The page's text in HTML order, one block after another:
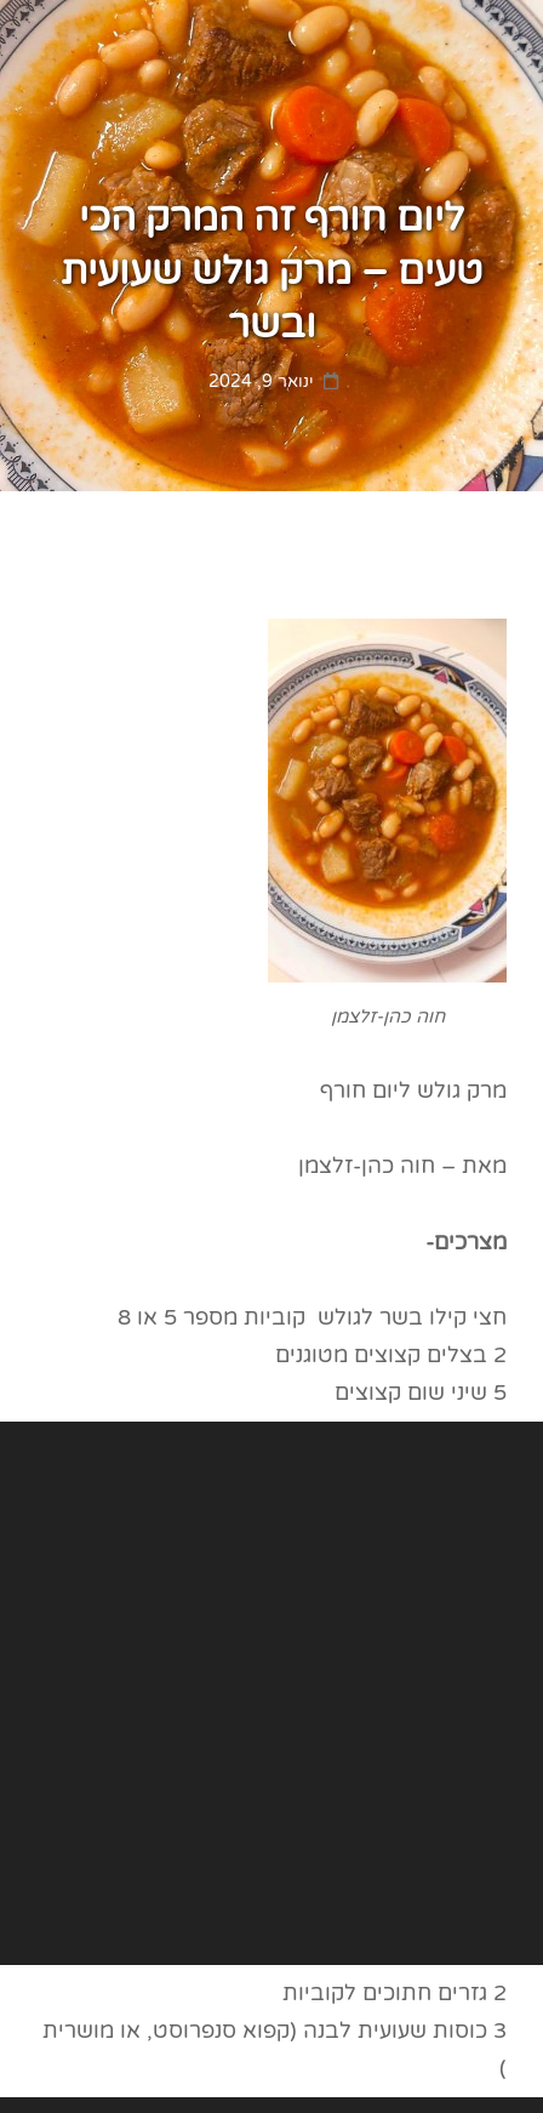
ליום חורף זה המרק הכי
טעים – מרק גולש שעועית
ובשר
Posted
on
ינואר 9, 2024
חוה כהן-זלצמן
מרק גולש ליום חורף
מאת – חוה כהן-זלצמן
מצרכים-
חצי קילו בשר לגולש קוביות מספר 5 או 8
2 בצלים קצוצים מטוגנים
5 שיני שום קצוצים
2 גזרים חתוכים לקוביות
3 כוסות שעועית לבנה (קפוא סנפרוסט, או מושרית
)